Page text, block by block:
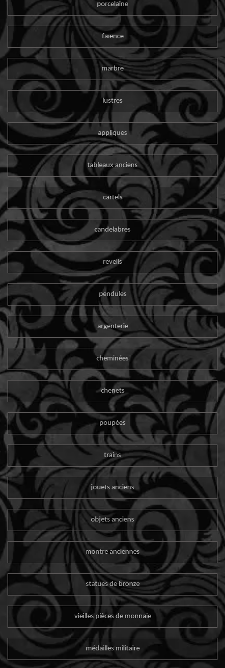
porcelaine
faïence
marbre
lustres
appliques
tableaux anciens
cartels
candelabres
reveils
pendules
argenterie
cheminées
chenets
poupées
trains
jouets anciens
objets anciens
montre anciennes
statues de bronze
vieilles pièces de monnaie
médailles militaire